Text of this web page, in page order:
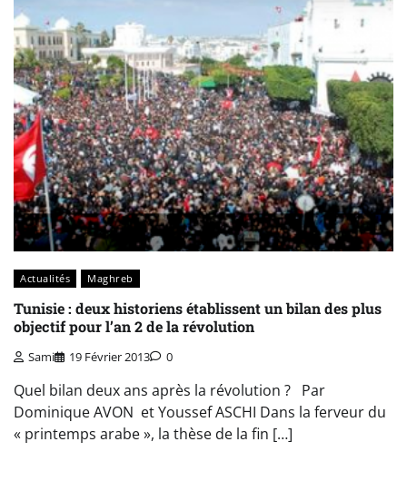
Actualités Maghreb
Tunisie : deux historiens établissent un bilan des plus
objectif pour l’an 2 de la révolution
Sami 19 Février 2013 0
Quel bilan deux ans après la révolution ? Par
Dominique AVON et Youssef ASCHI Dans la ferveur du
« printemps arabe », la thèse de la fin […]